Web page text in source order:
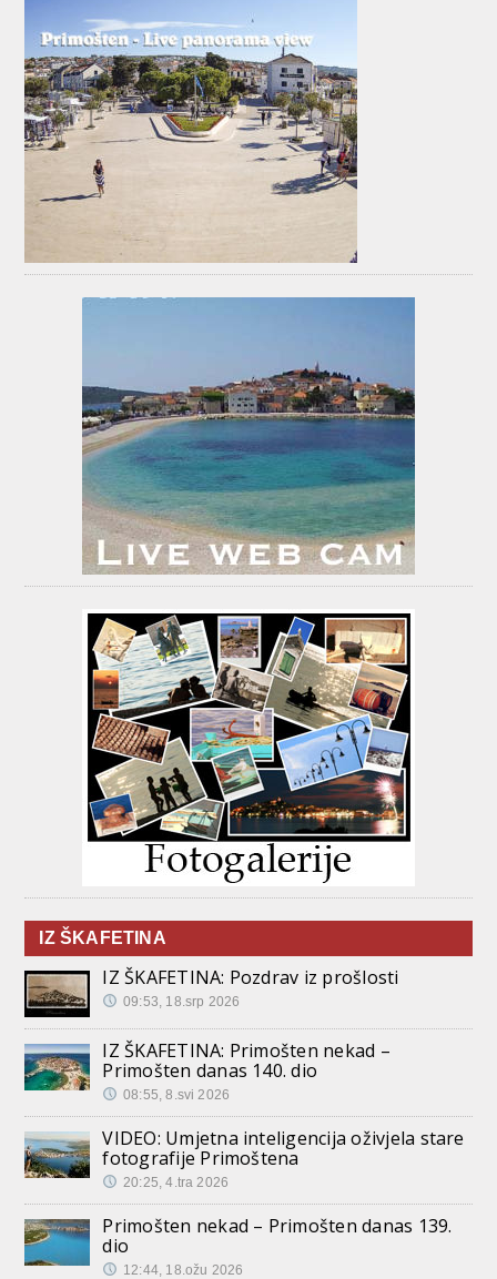
IZ ŠKAFETINA
IZ ŠKAFETINA: Pozdrav iz prošlosti
09:53, 18.srp 2026
IZ ŠKAFETINA: Primošten nekad –
Primošten danas 140. dio
08:55, 8.svi 2026
VIDEO: Umjetna inteligencija oživjela stare
fotografije Primoštena
20:25, 4.tra 2026
Primošten nekad – Primošten danas 139.
dio
12:44, 18.ožu 2026